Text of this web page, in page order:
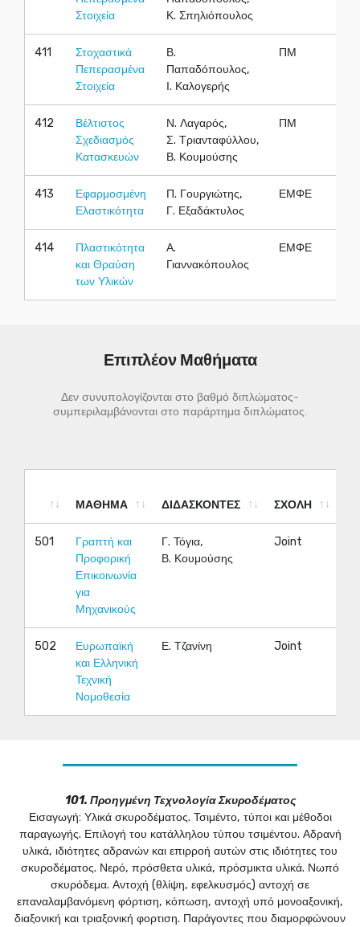
Στοιχεία
Κ. Σπηλιόπουλος
411
Στοχαστικά
Πεπερασμένα
Στοιχεία
Β.
Παπαδόπουλος,
Ι. Καλογερής
ΠΜ
412
Βέλτιστος
Σχεδιασμός
Κατασκευών
Ν. Λαγαρός,
Σ. Τριανταφύλλου,
Β. Κουμούσης
ΠΜ
413
Εφαρμοσμένη
Ελαστικότητα
Π. Γουργιώτης,
Γ. Εξαδάκτυλος
ΕΜΦΕ
414
Πλαστικότητα
και Θραύση
των Υλικών
Α.
Γιαννακόπουλος
ΕΜΦΕ
Επιπλέον Μαθήματα
Δεν συνυπολογίζονται στο βαθμό διπλώματος-
συμπεριλαμβάνονται στο παράρτημα διπλώματος.
ΜΑΘΗΜΑ ΔΙΔΑΣΚΟΝΤΕΣ ΣΧΟΛΗ
501
Γραπτή και
Προφορική
Επικοινωνία
για
Μηχανικούς
Γ. Τόγια,
Β. Κουμούσης
Joint
502
Ευρωπαϊκή
και Ελληνική
Τεχνική
Νομοθεσία
Ε. Τζανίνη Joint
101. Προηγμένη Τεχνολογία Σκυροδέματος
Εισαγωγή: Υλικά σκυροδέματος. Τσιμέντο, τύποι και μέθοδοι
παραγωγής. Επιλογή του κατάλληλου τύπου τσιμέντου. Αδρανή
υλικά, ιδιότητες αδρανών και επιρροή αυτών στις ιδιότητες του
σκυροδέματος. Νερό, πρόσθετα υλικά, πρόσμικτα υλικά. Νωπό
σκυρόδεμα. Αντοχή (θλίψη, εφελκυσμός) αντοχή σε
επαναλαμβανόμενη φόρτιση, κόπωση, αντοχή υπό μονοαξονική,
διαξονική και τριαξονική φορτιση. Παράγοντες που διαμορφώνουν